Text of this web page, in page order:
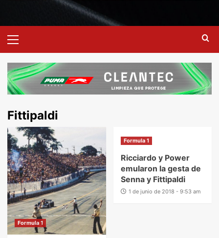
Fittipaldi
Formula 1
Formula 1
Ricciardo y Power
emularon la gesta de
Senna y Fittipaldi
1 de junio de 2018 - 9:53 am